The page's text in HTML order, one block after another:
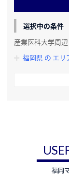
選択中の条件
産業医科大学周辺
福岡県 の エリ
福岡